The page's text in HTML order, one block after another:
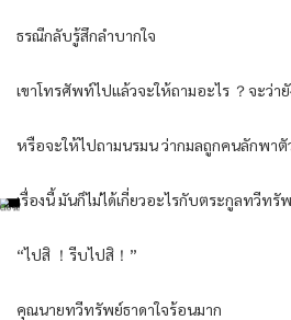
ธรณีกลับรู้สึกลำบากใจ
เขาโทรศัพท์ไปแล้วจะให้ถามอะไร ？จะว่ายั
หรือจะให้ไปถามนรมน ว่ากมลถูกคนลักพาตั
เรื่องนี้ มันก็ไม่ได้เกี่ยวอะไรกับตระกูลทวีทรั
“ไปสิ ！รีบไปสิ！”
คุณนายทวีทรัพย์ธาดาใจร้อนมาก